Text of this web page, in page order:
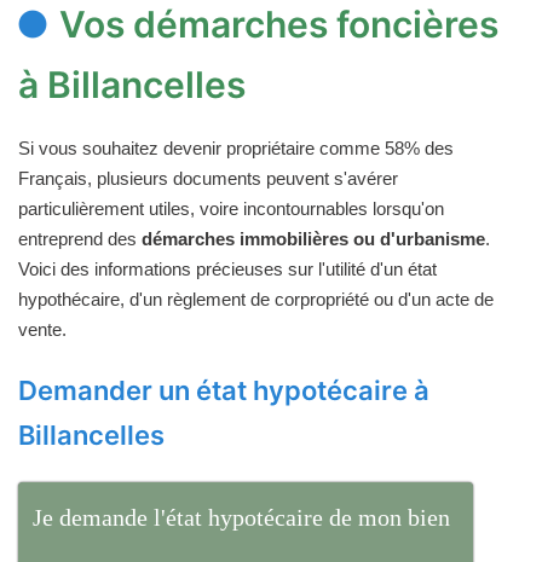
Vos démarches foncières
à Billancelles
Si vous souhaitez devenir propriétaire comme 58% des
Français, plusieurs documents peuvent s'avérer
particulièrement utiles, voire incontournables lorsqu'on
entreprend des démarches immobilières ou d'urbanisme.
Voici des informations précieuses sur l'utilité d'un état
hypothécaire, d'un règlement de corpropriété ou d'un acte de
vente.
Demander un état hypotécaire à
Billancelles
Je demande l'état hypotécaire de mon bien